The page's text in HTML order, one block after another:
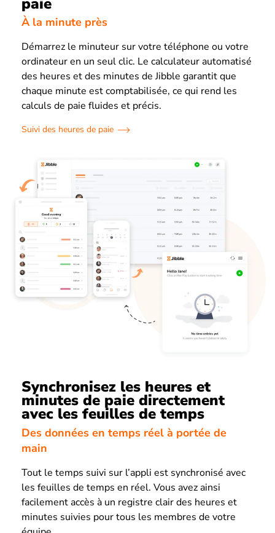
À la minute près
Démarrez le minuteur sur votre téléphone ou votre
ordinateur en un seul clic. Le calculateur automatisé
des heures et des minutes de Jibble garantit que
chaque minute est comptabilisée, ce qui rend les
calculs de paie fluides et précis.
Suivi des heures de paie
Synchronisez les heures et
minutes de paie directement
avec les feuilles de temps
Des données en temps réel à portée de
main
Tout le temps suivi sur l’appli est synchronisé avec
les feuilles de temps en réel. Vous avez ainsi
facilement accès à un registre clair des heures et
minutes suivies pour tous les membres de votre